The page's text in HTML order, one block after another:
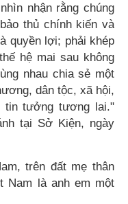
nhận rằng chúng
thủ chính kiến và
quyền lợi; phải khép
hệ mai sau không
nhau chia sẻ một
dân tộc, xã hội,
tin tưởng tương lai."
tại Sở Kiện, ngày
trên đất mẹ thân
Nam là anh em một